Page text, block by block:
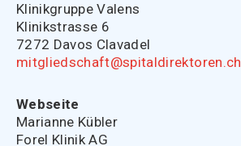
Klinikgruppe Valens
Klinikstrasse 6
7272 Davos Clavadel
mitgliedschaft@spitaldirektoren.ch
Webseite
Marianne Kübler
Forel Klinik AG